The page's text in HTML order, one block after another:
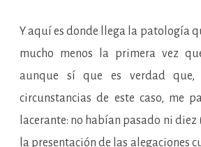
Y aquí es donde llega la patología
mucho menos la primera vez
aunque sí que es verdad que,
circunstancias de este caso, me
lacerante: no habían pasado ni diez
la presentación de las alegaciones